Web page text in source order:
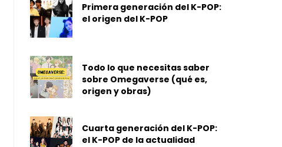
Primera generación del K-POP:
el origen del K-POP
Todo lo que necesitas saber
sobre Omegaverse (qué es,
origen y obras)
Cuarta generación del K-POP:
el K-POP de la actualidad